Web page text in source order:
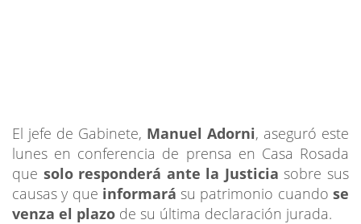
El jefe de Gabinete, Manuel Adorni, aseguró este
lunes en conferencia de prensa en Casa Rosada
que solo responderá ante la Justicia sobre sus
causas y que informará su patrimonio cuandose
venza el plazo de su última declaración jurada.